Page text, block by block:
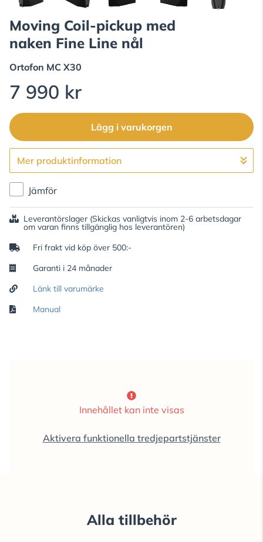
Moving Coil-pickup med
naken Fine Line nål
Ortofon MC X30
7 990 kr
Lägg i varukorgen
Gå till kassan
Mer produktinformation
Jämför
Leverantörslager (Skickas vanligtvis inom 2-6 arbetsdagar
om varan finns tillgänglig hos leverantören)
Fri frakt vid köp över 500:-
Garanti i 24 månader
Länk till varumärke
Manual
Innehållet kan inte visas
Aktivera funktionella tredjepartstjänster
Alla tillbehör